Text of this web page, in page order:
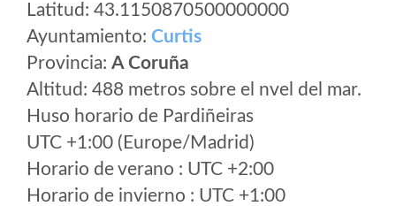
Latitud: 43.1150870500000000
Ayuntamiento: Curtis
Provincia: A Coruña
Altitud: 488 metros sobre el nvel del mar.
Huso horario de Pardiñeiras
UTC +1:00 (Europe/Madrid)
Horario de verano : UTC +2:00
Horario de invierno : UTC +1:00